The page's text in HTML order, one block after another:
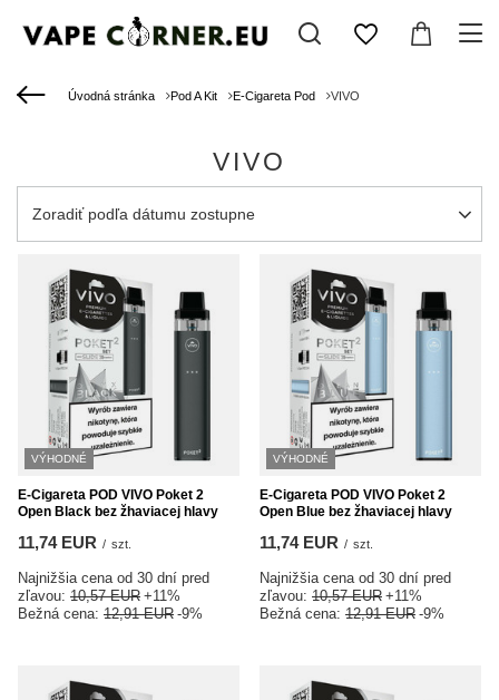
Úvodná stránka Pod A Kit E-Cigareta Pod VIVO
VIVO
Zmień sortowanie
Zoradiť podľa dátumu zostupne
VÝHODNÉ
E-Cigareta POD VIVO Poket 2
Open Black bez žhaviacej hlavy
11,74 EUR / szt.
Najnižšia cena od 30 dní pred
zľavou: 10,57 EUR +11%
Bežná cena: 12,91 EUR -9%
VÝHODNÉ
E-Cigareta POD VIVO Poket 2
Open Blue bez žhaviacej hlavy
11,74 EUR / szt.
Najnižšia cena od 30 dní pred
zľavou: 10,57 EUR +11%
Bežná cena: 12,91 EUR -9%